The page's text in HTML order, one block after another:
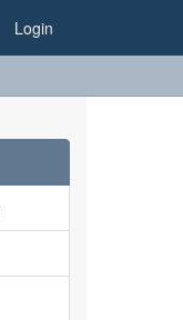
Login